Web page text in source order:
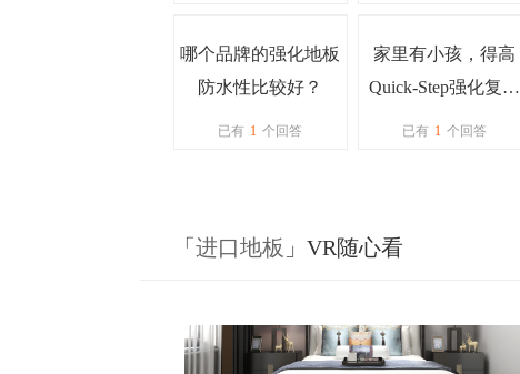
吗？
哪个品牌的强化地板
防水性比较好？
已有 1 个回答
家里有小孩，得高
Quick-Step强化复合
地板是环保地板吗？
已有 1 个回答
「 进口地板 」VR随心看